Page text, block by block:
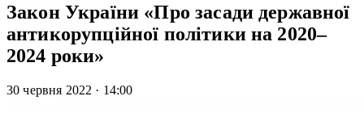
Закон України «Про засади державної
антикорупційної політики на 2020–
2024 роки»
30 червня 2022 · 14:00